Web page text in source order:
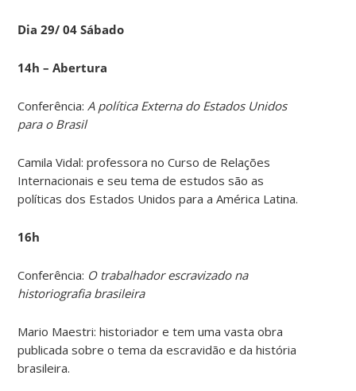
Dia 29/ 04 Sábado
14h – Abertura
Conferência: A política Externa do Estados Unidos
para o Brasil
Camila Vidal: professora no Curso de Relações
Internacionais e seu tema de estudos são as
políticas dos Estados Unidos para a América Latina.
16h
Conferência: O trabalhador escravizado na
historiografia brasileira
Mario Maestri: historiador e tem uma vasta obra
publicada sobre o tema da escravidão e da história
brasileira.